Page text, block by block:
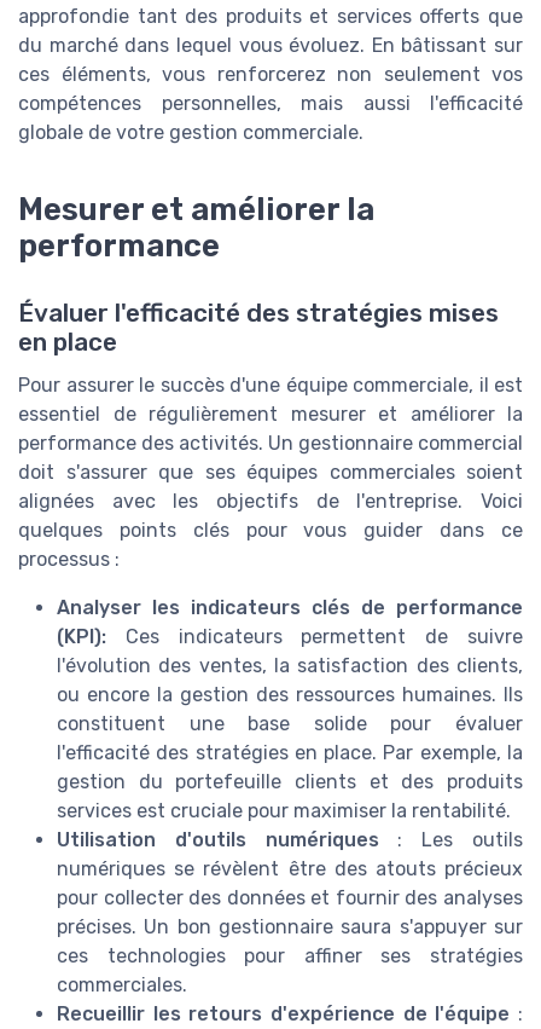
approfondie tant des produits et services offerts que
du marché dans lequel vous évoluez. En bâtissant sur
ces éléments, vous renforcerez non seulement vos
compétences personnelles, mais aussi l'efficacité
globale de votre gestion commerciale.
Mesurer et améliorer la
performance
Évaluer l'efficacité des stratégies mises
en place
Pour assurer le succès d'une équipe commerciale, il est
essentiel de régulièrement mesurer et améliorer la
performance des activités. Un gestionnaire commercial
doit s'assurer que ses équipes commerciales soient
alignées avec les objectifs de l'entreprise. Voici
quelques points clés pour vous guider dans ce
processus :
Analyser les indicateurs clés de performance
(KPI): Ces indicateurs permettent de suivre
l'évolution des ventes, la satisfaction des clients,
ou encore la gestion des ressources humaines. Ils
constituent une base solide pour évaluer
l'efficacité des stratégies en place. Par exemple, la
gestion du portefeuille clients et des produits
services est cruciale pour maximiser la rentabilité.
Utilisation d'outils numériques : Les outils
numériques se révèlent être des atouts précieux
pour collecter des données et fournir des analyses
précises. Un bon gestionnaire saura s'appuyer sur
ces technologies pour affiner ses stratégies
commerciales.
Recueillir les retours d'expérience de l'équipe :